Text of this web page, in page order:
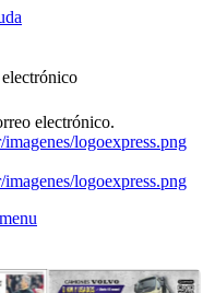
electrónico.